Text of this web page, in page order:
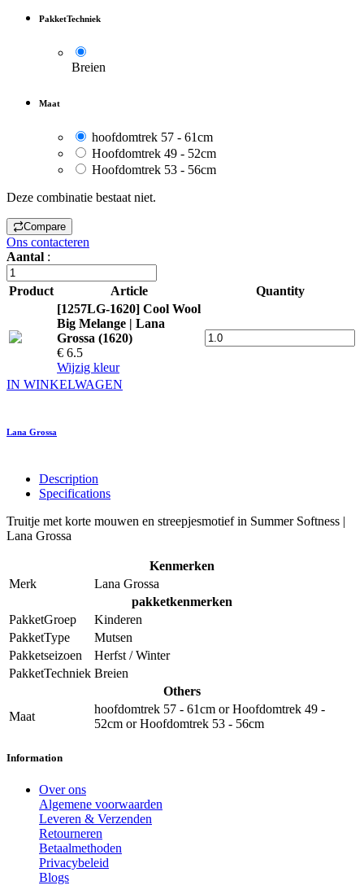
PakketTechniek
Breien
Maat
hoofdomtrek 57 - 61cm
Hoofdomtrek 49 - 52cm
Hoofdomtrek 53 - 56cm
Deze combinatie bestaat niet.
Compare
Ons contacteren
Aantal :
Product Article
Quantity
[1257LG-1620] Cool Wool
Big Melange | Lana
Grossa (1620)
€ 6.5
Wijzig kleur
IN WINKELWAGEN
Lana Grossa
Description
Specifications
Truitje met korte mouwen en streepjesmotief in Summer Softness |
Lana Grossa
Kenmerken
Merk
Lana Grossa
pakketkenmerken
PakketGroep
Kinderen
PakketType
Mutsen
Pakketseizoen
Herfst / Winter
PakketTechniek Breien
Others
Maat
hoofdomtrek 57 - 61cm orHoofdomtrek 49 -
52cm orHoofdomtrek 53 - 56cm
Information
Over ons
Algemene voorwaarden
Leveren & Verzenden
Retourneren
Betaalmethoden
Privacybeleid
Blogs